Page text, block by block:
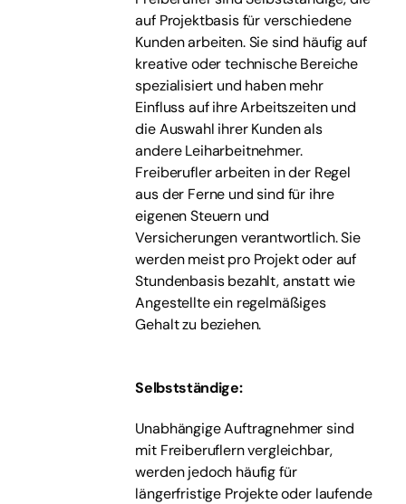
auf Projektbasis für verschiedene
Kunden arbeiten. Sie sind häufig auf
kreative oder technische Bereiche
spezialisiert und haben mehr
Einfluss auf ihre Arbeitszeiten und
die Auswahl ihrer Kunden als
andere Leiharbeitnehmer.
Freiberufler arbeiten in der Regel
aus der Ferne und sind für ihre
eigenen Steuern und
Versicherungen verantwortlich. Sie
werden meist pro Projekt oder auf
Stundenbasis bezahlt, anstatt wie
Angestellte ein regelmäßiges
Gehalt zu beziehen.
Selbstständige:
Unabhängige Auftragnehmer sind
mit Freiberuflern vergleichbar,
werden jedoch häufig für
längerfristige Projekte oder laufende